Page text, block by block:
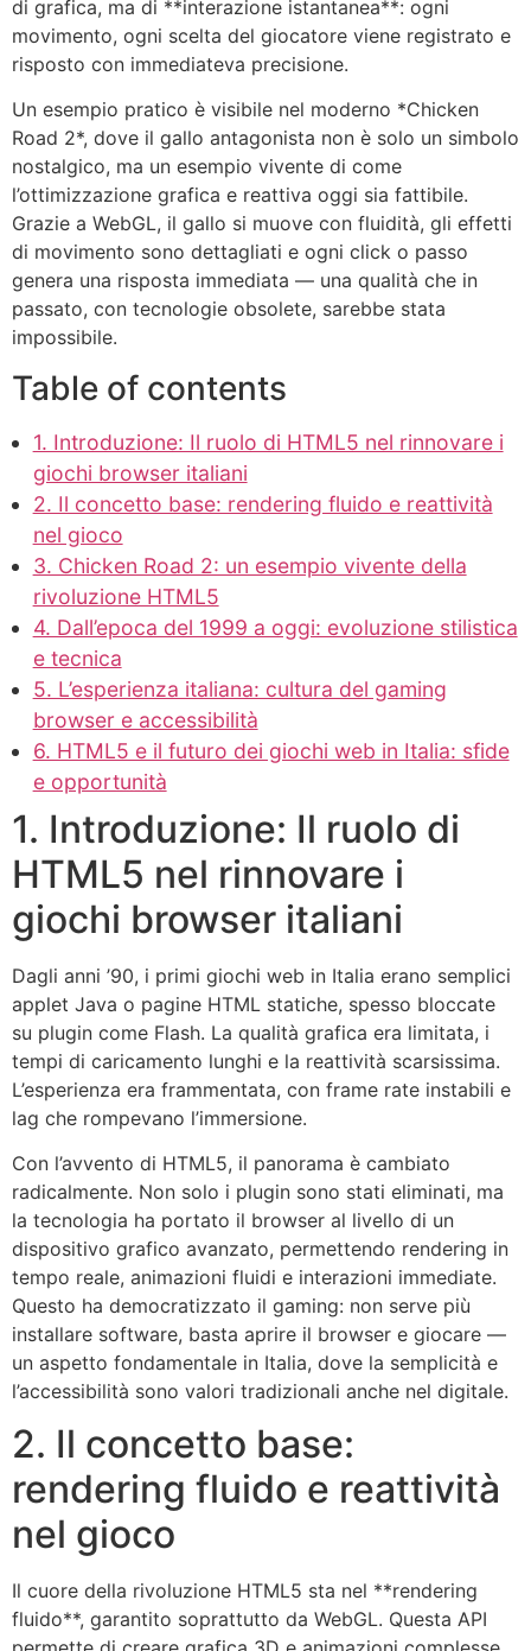
di grafica, ma di **interazione istantanea**: ogni
movimento, ogni scelta del giocatore viene registrato e
risposto con immediateva precisione.
Un esempio pratico è visibile nel moderno *Chicken
Road 2*, dove il gallo antagonista non è solo un simbolo
nostalgico, ma un esempio vivente di come
l’ottimizzazione grafica e reattiva oggi sia fattibile.
Grazie a WebGL, il gallo si muove con fluidità, gli effetti
di movimento sono dettagliati e ogni click o passo
genera una risposta immediata — una qualità che in
passato, con tecnologie obsolete, sarebbe stata
impossibile.
Table of contents
1. Introduzione: Il ruolo di HTML5 nel rinnovare i
giochi browser italiani
2. Il concetto base: rendering fluido e reattività
nel gioco
3. Chicken Road 2: un esempio vivente della
rivoluzione HTML5
4. Dall’epoca del 1999 a oggi: evoluzione stilistica
e tecnica
5. L’esperienza italiana: cultura del gaming
browser e accessibilità
6. HTML5 e il futuro dei giochi web in Italia: sfide
e opportunità
1. Introduzione: Il ruolo di
HTML5 nel rinnovare i
giochi browser italiani
Dagli anni ’90, i primi giochi web in Italia erano semplici
applet Java o pagine HTML statiche, spesso bloccate
su plugin come Flash. La qualità grafica era limitata, i
tempi di caricamento lunghi e la reattività scarsissima.
L’esperienza era frammentata, con frame rate instabili e
lag che rompevano l’immersione.
Con l’avvento di HTML5, il panorama è cambiato
radicalmente. Non solo i plugin sono stati eliminati, ma
la tecnologia ha portato il browser al livello di un
dispositivo grafico avanzato, permettendo rendering in
tempo reale, animazioni fluidi e interazioni immediate.
Questo ha democratizzato il gaming: non serve più
installare software, basta aprire il browser e giocare —
un aspetto fondamentale in Italia, dove la semplicità e
l’accessibilità sono valori tradizionali anche nel digitale.
2. Il concetto base:
rendering fluido e reattività
nel gioco
Il cuore della rivoluzione HTML5 sta nel **rendering
fluido**, garantito soprattutto da WebGL. Questa API